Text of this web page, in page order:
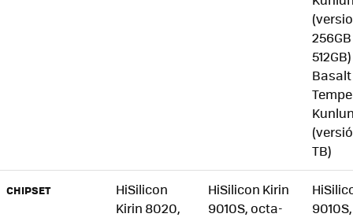
512GB)
Basalt
TB)
CHIPSET
HiSilicon
Kirin 8020,
HiSilicon Kirin
9010S, octa-